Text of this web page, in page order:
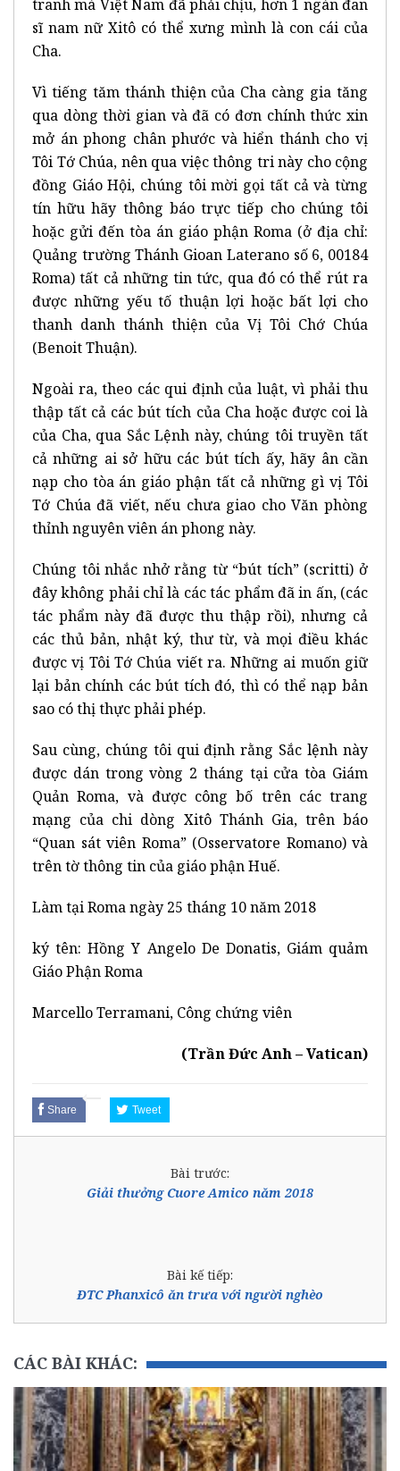
tranh mà Việt Nam đã phải chịu, hơn 1 ngàn đan
sĩ nam nữ Xitô có thể xưng mình là con cái của
Cha.
Vì tiếng tăm thánh thiện của Cha càng gia tăng
qua dòng thời gian và đã có đơn chính thức xin
mở án phong chân phước và hiển thánh cho vị
Tôi Tớ Chúa, nên qua việc thông tri này cho cộng
đồng Giáo Hội, chúng tôi mời gọi tất cả và từng
tín hữu hãy thông báo trực tiếp cho chúng tôi
hoặc gửi đến tòa án giáo phận Roma (ở địa chỉ:
Quảng trường Thánh Gioan Laterano số 6, 00184
Roma) tất cả những tin tức, qua đó có thể rút ra
được những yếu tố thuận lợi hoặc bất lợi cho
thanh danh thánh thiện của Vị Tôi Chớ Chúa
(Benoit Thuận).
Ngoài ra, theo các qui định của luật, vì phải thu
thập tất cả các bút tích của Cha hoặc được coi là
của Cha, qua Sắc Lệnh này, chúng tôi truyền tất
cả những ai sở hữu các bút tích ấy, hãy ân cần
nạp cho tòa án giáo phận tất cả những gì vị Tôi
Tớ Chúa đã viết, nếu chưa giao cho Văn phòng
thỉnh nguyên viên án phong này.
Chúng tôi nhắc nhở rằng từ “bút tích” (scritti) ở
đây không phải chỉ là các tác phẩm đã in ấn, (các
tác phẩm này đã được thu thập rồi), nhưng cả
các thủ bản, nhật ký, thư từ, và mọi điều khác
được vị Tôi Tớ Chúa viết ra. Những ai muốn giữ
lại bản chính các bút tích đó, thì có thể nạp bản
sao có thị thực phải phép.
Sau cùng, chúng tôi qui định rằng Sắc lệnh này
được dán trong vòng 2 tháng tại cửa tòa Giám
Quản Roma, và được công bố trên các trang
mạng của chi dòng Xitô Thánh Gia, trên báo
“Quan sát viên Roma” (Osservatore Romano) và
trên tờ thông tin của giáo phận Huế.
Làm tại Roma ngày 25 tháng 10 năm 2018
ký tên: Hồng Y Angelo De Donatis, Giám quảm
Giáo Phận Roma
Marcello Terramani, Công chứng viên
(Trần Đức Anh – Vatican)
Share Tweet
Bài trước:
Giải thưởng Cuore Amico năm 2018
Bài kế tiếp:
ĐTC Phanxicô ăn trưa với người nghèo
CÁC BÀI KHÁC: